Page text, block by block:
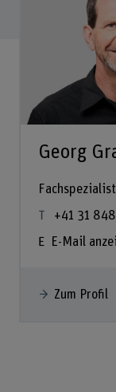
Georg
+41 31
E-Mail
Zum Profil